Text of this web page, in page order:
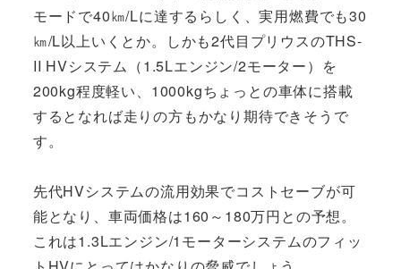
モードで40㎞/Lに達するらしく、実用燃費でも30
㎞/L以上いくとか。しかも2代目プリウスのTHS-
II HVシステム（1.5Lエンジン/2モーター）を
200kg程度軽い、1000kgちょっとの車体に搭載
するとなれば走りの方もかなり期待できそうで
す。
先代HVシステムの流用効果でコストセーブが可
能となり、車両価格は160～180万円との予想。
これは1.3Lエンジン/1モーターシステムのフィッ